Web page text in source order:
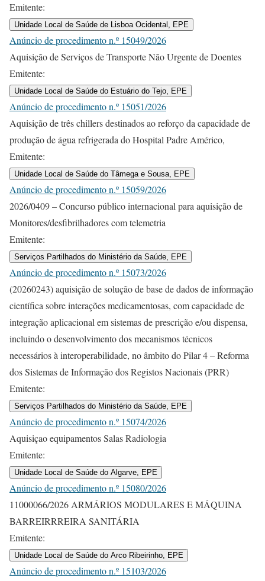
Emitente:
Unidade Local de Saúde de Lisboa Ocidental, EPE
Anúncio de procedimento n.º 15049/2026
Aquisição de Serviços de Transporte Não Urgente de Doentes
Emitente:
Unidade Local de Saúde do Estuário do Tejo, EPE
Anúncio de procedimento n.º 15051/2026
Aquisição de três chillers destinados ao reforço da capacidade de
produção de água refrigerada do Hospital Padre Américo,
Emitente:
Unidade Local de Saúde do Tâmega e Sousa, EPE
Anúncio de procedimento n.º 15059/2026
2026/0409 – Concurso público internacional para aquisição de
Monitores/desfibrilhadores com telemetria
Emitente:
Serviços Partilhados do Ministério da Saúde, EPE
Anúncio de procedimento n.º 15073/2026
(20260243) aquisição de solução de base de dados de informação
científica sobre interações medicamentosas, com capacidade de
integração aplicacional em sistemas de prescrição e/ou dispensa,
incluindo o desenvolvimento dos mecanismos técnicos
necessários à interoperabilidade, no âmbito do Pilar 4 – Reforma
dos Sistemas de Informação dos Registos Nacionais (PRR)
Emitente:
Serviços Partilhados do Ministério da Saúde, EPE
Anúncio de procedimento n.º 15074/2026
Aquisiçao equipamentos Salas Radiologia
Emitente:
Unidade Local de Saúde do Algarve, EPE
Anúncio de procedimento n.º 15080/2026
11000066/2026 ARMÁRIOS MODULARES E MÁQUINA
BARREIRRREIRA SANITÁRIA
Emitente:
Unidade Local de Saúde do Arco Ribeirinho, EPE
Anúncio de procedimento n.º 15103/2026